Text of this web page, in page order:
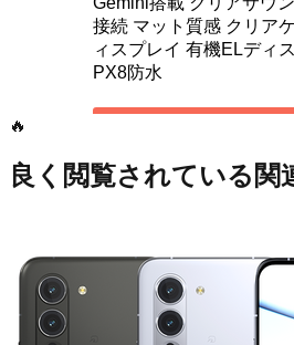
🔥
良く閲覧されている関